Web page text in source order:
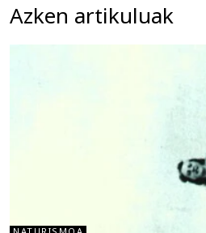
Azken artikuluak